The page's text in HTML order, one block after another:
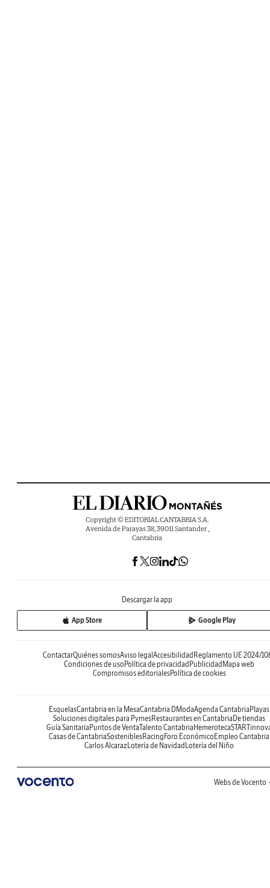
Copyright © EDITORIAL CANTABRIA S.A.
Avenida de Parayas 38, 39011 Santander ,
Cantabria
Descargar la app
App Store Google Play
ContactarQuiénes somosAviso legalAccesibilidadReglamento UE 2024/
Condiciones de usoPolítica de privacidadPublicidadMapa web
Compromisos editorialesPolítica de cookies
EsquelasCantabria en la MesaCantabria DModaAgenda CantabriaPlayas
Soluciones digitales para PymesRestaurantes en CantabriaDe tiendas
Guía SanitariaPuntos de VentaTalento CantabriaHemeroteca
Casas de CantabriaSosteniblesRacingForo EconómicoEmpleo Cantabria
Carlos AlcarazLotería de NavidadLotería del Niño
Webs de Vocento